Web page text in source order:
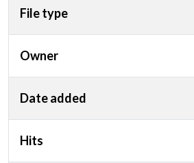
File type
Owner
Date added
Hits